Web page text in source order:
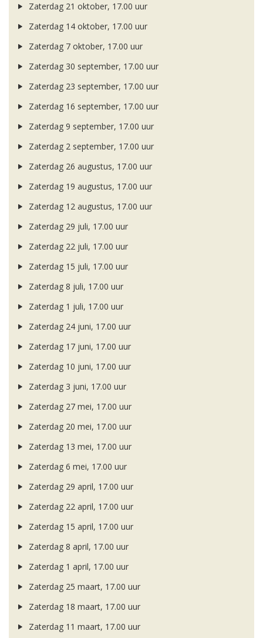
Zaterdag 21 oktober, 17.00 uur
Zaterdag 14 oktober, 17.00 uur
Zaterdag 7 oktober, 17.00 uur
Zaterdag 30 september, 17.00 uur
Zaterdag 23 september, 17.00 uur
Zaterdag 16 september, 17.00 uur
Zaterdag 9 september, 17.00 uur
Zaterdag 2 september, 17.00 uur
Zaterdag 26 augustus, 17.00 uur
Zaterdag 19 augustus, 17.00 uur
Zaterdag 12 augustus, 17.00 uur
Zaterdag 29 juli, 17.00 uur
Zaterdag 22 juli, 17.00 uur
Zaterdag 15 juli, 17.00 uur
Zaterdag 8 juli, 17.00 uur
Zaterdag 1 juli, 17.00 uur
Zaterdag 24 juni, 17.00 uur
Zaterdag 17 juni, 17.00 uur
Zaterdag 10 juni, 17.00 uur
Zaterdag 3 juni, 17.00 uur
Zaterdag 27 mei, 17.00 uur
Zaterdag 20 mei, 17.00 uur
Zaterdag 13 mei, 17.00 uur
Zaterdag 6 mei, 17.00 uur
Zaterdag 29 april, 17.00 uur
Zaterdag 22 april, 17.00 uur
Zaterdag 15 april, 17.00 uur
Zaterdag 8 april, 17.00 uur
Zaterdag 1 april, 17.00 uur
Zaterdag 25 maart, 17.00 uur
Zaterdag 18 maart, 17.00 uur
Zaterdag 11 maart, 17.00 uur